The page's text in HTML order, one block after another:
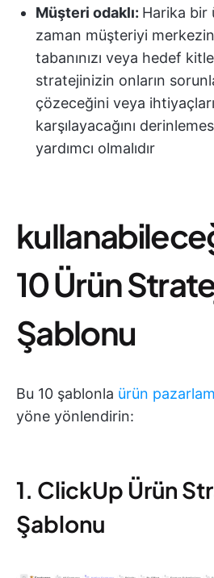
Müşteri odaklı: Harika bir
zaman müşteriyi
tabanınızı veya hedef
stratejinizin onların
çözeceğini veya
karşılayacağını
yardımcı olmalıdır
10 Ürün
Şablonu
Bu 10 şablonla ürün
yöne yönlendirin:
1. ClickUp Ürün
Şablonu